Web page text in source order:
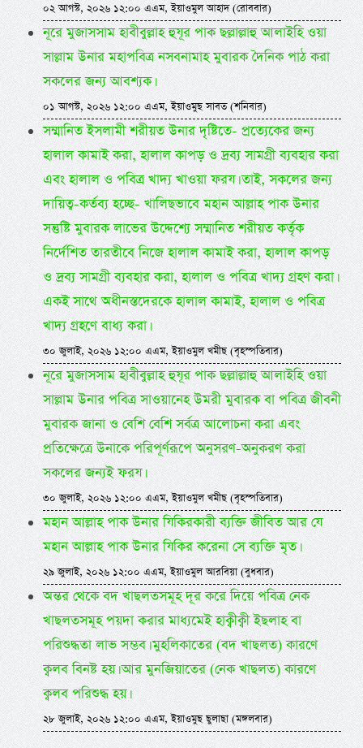
০২ আগস্ট, ২০২৬ ১২:০০ এএম, ইয়াওমুল আহাদ (রোববার)
নূরে মুজাসসাম হাবীবুল্লাহ হুযূর পাক ছল্লাল্লাহু আলাইহি ওয়া
সাল্লাম উনার মহাপবিত্র নসবনামাহ মুবারক দৈনিক পাঠ করা
সকলের জন্য আবশ্যক।
০১ আগস্ট, ২০২৬ ১২:০০ এএম, ইয়াওমুছ সাবত (শনিবার)
সম্মানিত ইসলামী শরীয়ত উনার দৃষ্টিতে- প্রত্যেকের জন্য
হালাল কামাই করা, হালাল কাপড় ও দ্রব্য সামগ্রী ব্যবহার করা
এবং হালাল ও পবিত্র খাদ্য খাওয়া ফরয। তাই, সকলের জন্য
দায়িত্ব-কর্তব্য হচ্ছে- খালিছভাবে মহান আল্লাহ পাক উনার
সন্তুষ্টি মুবারক লাভের উদ্দেশ্যে সম্মানিত শরীয়ত কর্তৃক
নির্দেশিত তারতীবে নিজে হালাল কামাই করা, হালাল কাপড়
ও দ্রব্য সামগ্রী ব্যবহার করা, হালাল ও পবিত্র খাদ্য গ্রহণ করা।
একই সাথে অধীনস্তদেরকে হালাল কামাই, হালাল ও পবিত্র
খাদ্য গ্রহণে বাধ্য করা।
৩০ জুলাই, ২০২৬ ১২:০০ এএম, ইয়াওমুল খমীছ (বৃহস্পতিবার)
নূরে মুজাসসাম হাবীবুল্লাহ হুযূর পাক ছল্লাল্লাহু আলাইহি ওয়া
সাল্লাম উনার পবিত্র সাওয়ানেহ উমরী মুবারক বা পবিত্র জীবনী
মুবারক জানা ও বেশি বেশি সর্বত্র আলোচনা করা এবং
প্রতিক্ষেত্রে উনাকে পরিপূর্ণরূপে অনুসরণ-অনুকরণ করা
সকলের জন্যই ফরয।
৩০ জুলাই, ২০২৬ ১২:০০ এএম, ইয়াওমুল খমীছ (বৃহস্পতিবার)
মহান আল্লাহ পাক উনার যিকিরকারী ব্যক্তি জীবিত আর যে
মহান আল্লাহ পাক উনার যিকির করেনা সে ব্যক্তি মৃত।
২৯ জুলাই, ২০২৬ ১২:০০ এএম, ইয়াওমুল আরবিয়া (বুধবার)
অন্তর থেকে বদ খাছলতসমূহ দূর করে দিয়ে পবিত্র নেক
খাছলতসমূহ পয়দা করার মাধ্যমেই হাক্বীক্বী ইছলাহ বা
পরিশুদ্ধতা লাভ সম্ভব। মুহলিকাতের (বদ খাছলত) কারণে
ক্বলব বিনষ্ট হয়। আর মুনজিয়াতের (নেক খাছলত) কারণে
ক্বলব পরিশুদ্ধ হয়।
২৮ জুলাই, ২০২৬ ১২:০০ এএম, ইয়াওমুছ ছুলাছা (মঙ্গলবার)